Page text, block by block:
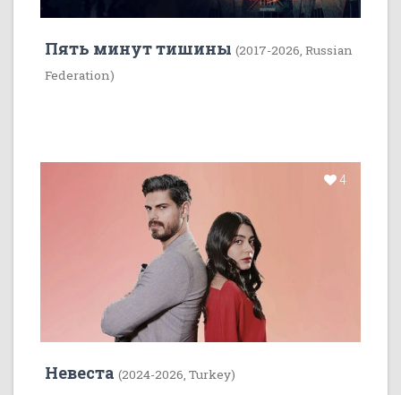
Пять минут тишины (2017-2026, Russian
Federation)
4
Невеста (2024-2026, Turkey)